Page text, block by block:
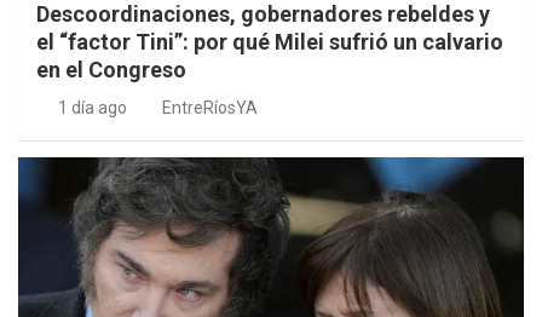
Descoordinaciones, gobernadores rebeldes y
el “factor Tini”: por qué Milei sufrió un calvario
en el Congreso
1 día ago EntreRíosYA